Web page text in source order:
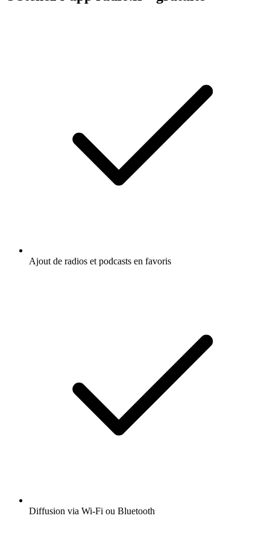
Ajout de radios et podcasts en favoris
Diffusion via Wi-Fi ou Bluetooth